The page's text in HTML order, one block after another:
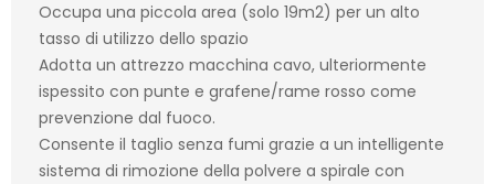
Occupa una piccola area (solo 19m2) per un alto
tasso di utilizzo dello spazio
Adotta un attrezzo macchina cavo, ulteriormente
ispessito con punte e grafene/rame rosso come
prevenzione dal fuoco.
Consente il taglio senza fumi grazie a un intelligente
sistema di rimozione della polvere a spirale con